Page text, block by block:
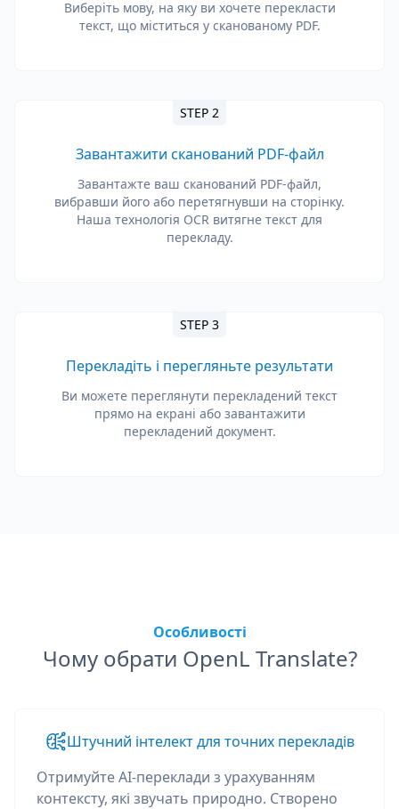
Виберіть мову, на яку ви хочете перекласти
текст, що міститься у сканованому PDF.
STEP 2
Завантажити сканований PDF-файл
Завантажте ваш сканований PDF-файл,
вибравши його або перетягнувши на сторінку.
Наша технологія OCR витягне текст для
перекладу.
STEP 3
Перекладіть і перегляньте результати
Ви можете переглянути перекладений текст
прямо на екрані або завантажити
перекладений документ.
Особливості
Чому обрати OpenL Translate?
Штучний інтелект для точних перекладів
Отримуйте AI-переклади з урахуванням
контексту, які звучать природно. Створено